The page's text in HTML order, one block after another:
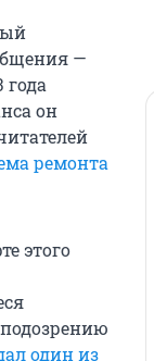
—
года
он
ремонта
этого
подозрению
один из